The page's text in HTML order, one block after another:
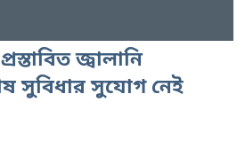
জ্বালানি
সুবিধার সুযোগ নেই